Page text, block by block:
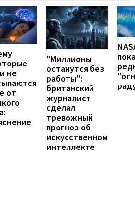
не
от
"Миллионы
останутся без
работы":
британский
журналист
сделал
тревожный
прогноз об
искусственном
интеллекте